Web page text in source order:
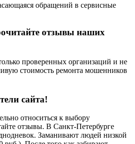
обращений в сервисные
отзывы наших
проверенных организаций и не
стоимость ремонта мошенников
сайта!
относиться к выбору
отзывы. В Санкт-Петербурге
Заманивают людей низкой